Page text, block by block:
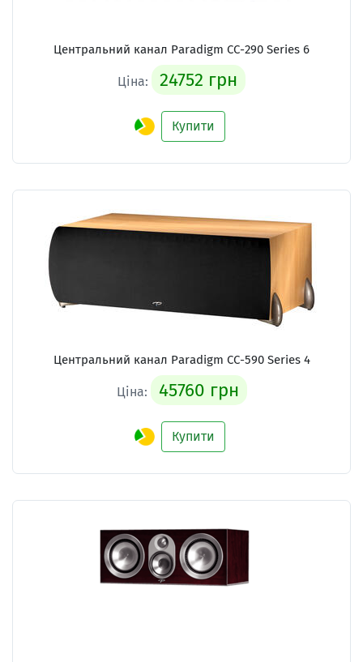
Центральний канал Paradigm CC-290 Series 6
Ціна: 24752 грн
Купити
Центральний канал Paradigm CC-590 Series 4
Ціна: 45760 грн
Купити